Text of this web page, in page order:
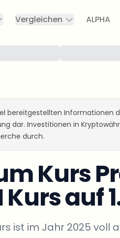
Vergleichen ALPHA
bereitgestellten Informationen
dar. Investitionen in
durch.
Kurs
Kurs auf
ist im Jahr 2025 voll